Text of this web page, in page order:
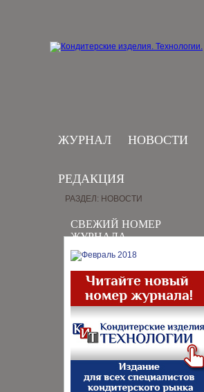
ЖУРНАЛ НОВОСТИ
РЕДАКЦИЯ
СВЕЖИЙ НОМЕР
ЖУРНАЛА
РАЗДЕЛ: НОВОСТИ